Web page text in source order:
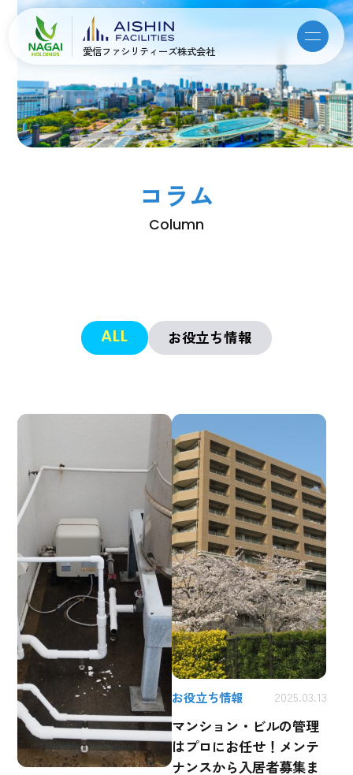
愛信ファシリティーズ株式会社
コラム
Column
ALL お役立ち情報
お役立ち情報 2025.03.13
マンション・ビルの管理
はプロにお任せ！メンテ
ナンスから入居者募集ま